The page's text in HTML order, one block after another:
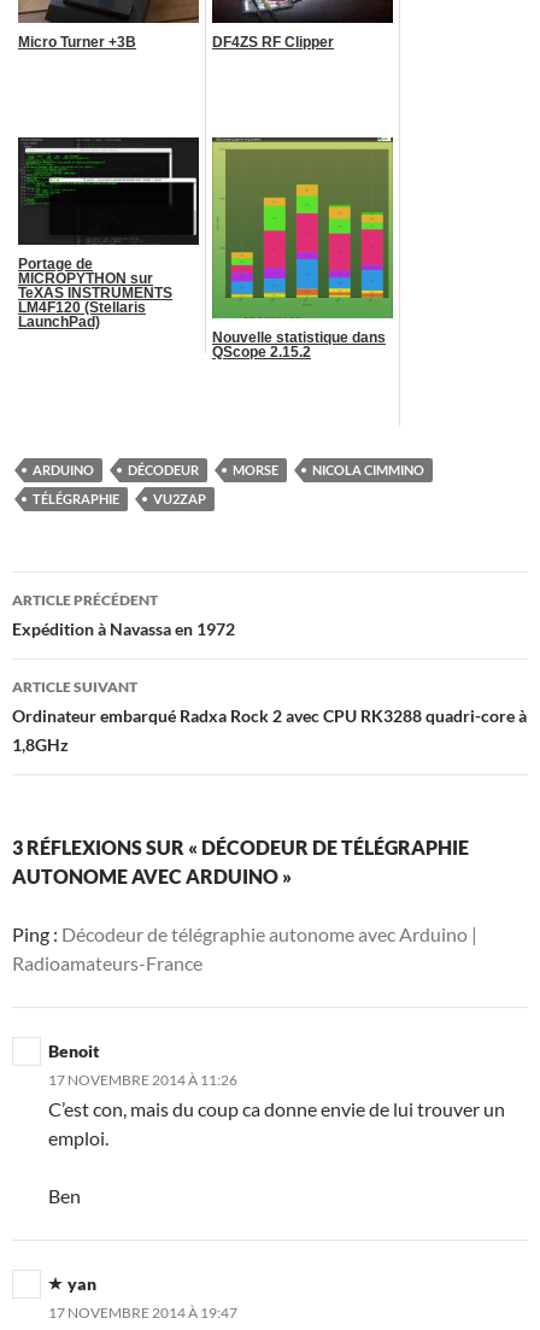
Micro Turner +3B DF4ZS RF Clipper
Portage de
MICROPYTHON sur
TeXAS INSTRUMENTS
LM4F120 (Stellaris
LaunchPad)
Nouvelle statistique dans
QScope 2.15.2
ARDUINO DÉCODEUR MORSE
NICOLA CIMMINO
TÉLÉGRAPHIE
VU2ZAP
Navigation
des
articles
ARTICLE PRÉCÉDENT
Expédition à Navassa en 1972
ARTICLE SUIVANT
Ordinateur embarqué Radxa Rock 2 avec CPU RK3288 quadri-core à
1,8GHz
3 RÉFLEXIONS SUR « DÉCODEUR DE TÉLÉGRAPHIE
AUTONOME AVEC ARDUINO »
Ping : Décodeur de télégraphie autonome avec Arduino |
Radioamateurs-France
Benoit
17 NOVEMBRE 2014 À 11:26
C’est con, mais du coup ca donne envie de lui trouver un
emploi.
Ben
yan
17 NOVEMBRE 2014 À 19:47